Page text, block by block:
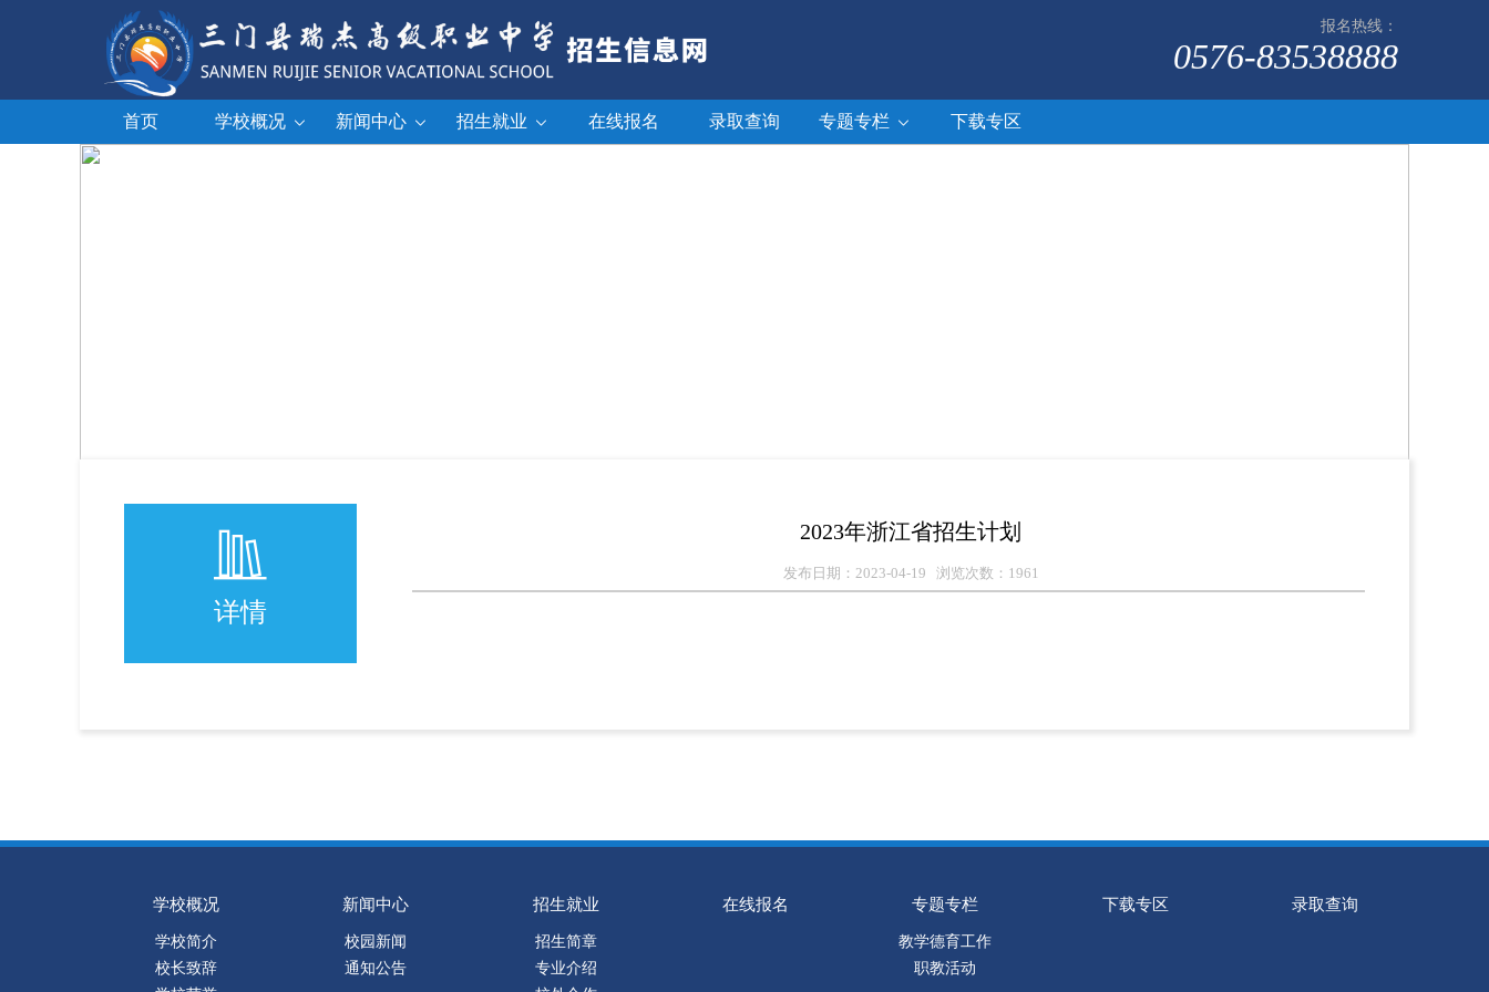
报名热线：
0576-83538888
首页 学校概况 新闻中心 招生就业 在线报名 录取查询 专题专栏 下载专区
详情
2023年浙江省招生计划
发布日期：2023-04-19 浏览次数：1961
学校概况
学校简介
校长致辞
新闻中心
校园新闻
通知公告
招生就业
招生简章
专业介绍
在线报名 专题专栏
教学德育工作
职教活动
下载专区 录取查询